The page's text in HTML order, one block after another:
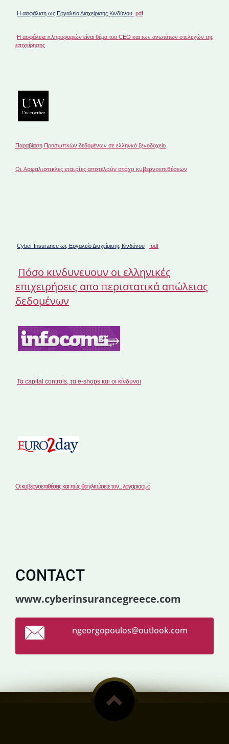
H ασφάλιση ως Εργαλείο Διαχείρισης Κινδύνου pdf
H ασφάλεια πληροφοριών είναι θέμα του CEO και των ανωτάτων στελεχών της
επιχείρησης
Παραβίαση Προσωπκών δεδομένων σε ελληνκό ξενοδοχείο
Οι Ασφαλιστικλες εταιρίες αποτελούν στόχο κυβερνοεπιθέσεων
Cyber Insurance ως Εργαλείο Διαχείρισης Κινδύνου pdf
Πόσο κινδυνευουν οι ελληνικές
επιχειρήσεις απο περιστατικά απώλειας
δεδομένων
Τα capital controls, τα e-shops και οι κίνδυνοι
Οι κυβερνοεπιθέσεις και πώς θα γλιτώσετε τον... λογαριασμό
CONTACT
www.cyberinsurancegreece.com
ngeorgopoulos@outlook.com